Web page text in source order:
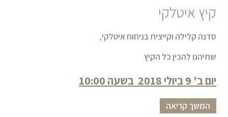
קיץ איטלקי
סדנה קלילה וקייצית בניחוח איטלקי,
שתיהנו להכין כל הקיץ
יום ב' 9 ביולי 2018 בשעה 10:00
המשך קריאה